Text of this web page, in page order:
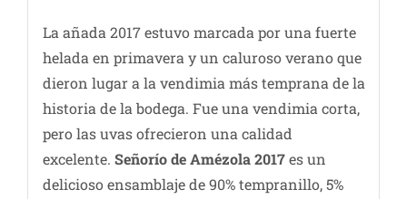
La añada 2017 estuvo marcada por una fuerte
helada en primavera y un caluroso verano que
dieron lugar a la vendimia más temprana de la
historia de la bodega. Fue una vendimia corta,
pero las uvas ofrecieron una calidad
excelente. Señorío de Amézola 2017es un
delicioso ensamblaje de 90% tempranillo, 5%